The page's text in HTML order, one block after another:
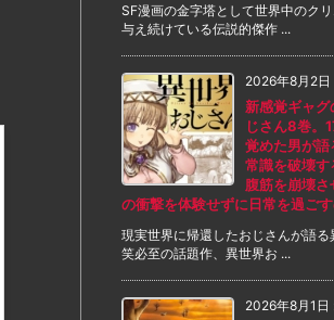
SF漫画の金字塔として世界中のク
与え続けている伝説的傑作 ...
2026年8月2日
新感覚ギャ
じさん8巻。
覚めた男が語
常識を破壊
腹筋を崩壊
の衝撃を体験せずに日常を過ごす
現実世界に帰還したおじさんが語
笑必至の話題作、異世界お ...
2026年8月1日